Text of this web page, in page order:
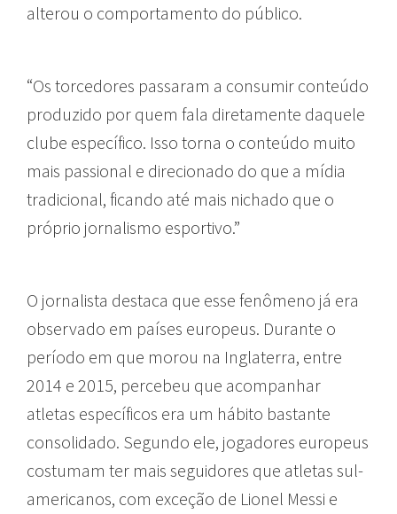
alterou o comportamento do público.
“Os torcedores passaram a consumir conteúdo
produzido por quem fala diretamente daquele
clube específico. Isso torna o conteúdo muito
mais passional e direcionado do que a mídia
tradicional, ficando até mais nichado que o
próprio jornalismo esportivo.”
O jornalista destaca que esse fenômeno já era
observado em países europeus. Durante o
período em que morou na Inglaterra, entre
2014 e 2015, percebeu que acompanhar
atletas específicos era um hábito bastante
consolidado. Segundo ele, jogadores europeus
costumam ter mais seguidores que atletas sul-
americanos, com exceção de Lionel Messi e